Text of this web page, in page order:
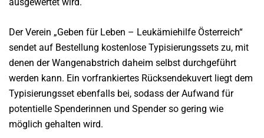
Der Verein „Geben für Leben – Leukämiehilfe Österreich“
sendet auf Bestellung kostenlose Typisierungssets zu, mit
denen der Wangenabstrich daheim selbst durchgeführt
werden kann. Ein vorfrankiertes Rücksendekuvert liegt dem
Typisierungsset ebenfalls bei, sodass der Aufwand für
potentielle Spenderinnen und Spender so gering wie
möglich gehalten wird.